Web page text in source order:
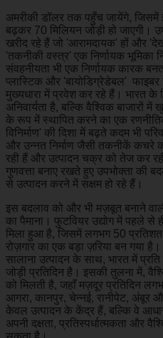
अमरीकी डॉलर तक पहुँच जायेंगे, जिसमें
बढ़कर 70 मिलियन जोड़ी हो जाएगी।
खरीद रहे हैं जो 'आरामदायक' हों और
'तकनीकी वस्त्र' एक निर्णायक भूमिका
संवहनीयता भी एक निर्णायक कारक
प्लास्टिक और 'बायोडिग्रेडेबल' फाइबर
मुख्यधारा में प्रवेश कर रहे हैं। भारत के
अनिवार्यता है, बल्कि वैश्विक बाजारों
के रूप में स्थापित करने का एक
विनिर्माण' की दिशा में बढ़ते कदम भी
और उन्नत निर्माण जैसी तकनीकें कचरे
रही हैं और उत्पादन चक्र को तेज कर
गुणवत्ता बनाए रखते हुए उपभोक्ता की
से उत्पादन करने में सक्षम हो रहे हैं।
इस बदलाव को और भी मज़बूत बनाने
का पैमाना। फुटवियर उद्योग में पहले से
मिला हुआ है, जिसमें लगभग 50
रोज़गार का एक बड़ा ज़रिया बन गया
सालाना उत्पादन के साथ, भारत में
जोड़ी प्रतिदिन है। इसकी तुलना में,
को मिलती है, जहाँ मज़दूर प्रतिदिन
आगरा, कानपुर, चेन्नई, रानीपेट, अंबूर
केवल उत्पादन के केंद्र हैं, बल्कि वे
अपनी दक्षता, प्रतिस्पर्धात्मकता और